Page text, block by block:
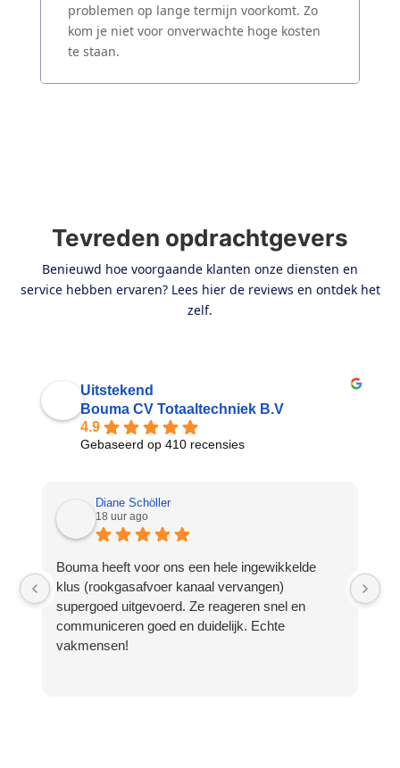
problemen op lange termijn voorkomt. Zo
kom je niet voor onverwachte hoge kosten
te staan.
Tevreden opdrachtgevers
Benieuwd hoe voorgaande klanten onze diensten en
service hebben ervaren? Lees hier de reviews en ontdek het
zelf.
Uitstekend
Bouma CV Totaaltechniek B.V
4.9
Gebaseerd op 410 recensies
Diane Schöller
18 uur ago
Bouma heeft voor ons een hele ingewikkelde
klus (rookgasafvoer kanaal vervangen)
supergoed uitgevoerd. Ze reageren snel en
communiceren goed en duidelijk. Echte
vakmensen!